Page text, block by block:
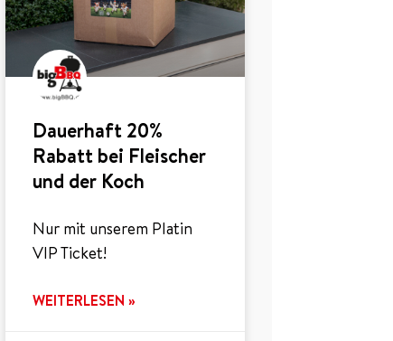
Dauerhaft 20%
Rabatt bei Fleischer
und der Koch
Nur mit unserem Platin
VIP Ticket!
WEITERLESEN »